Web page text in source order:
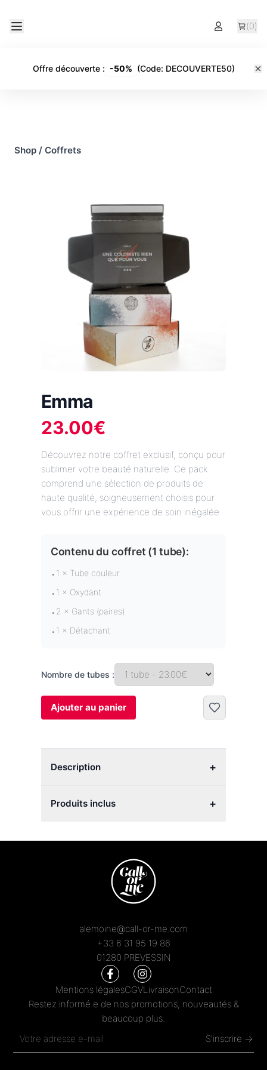
(0)
Offre découverte: -50% (Code: DECOUVERTE50)
Shop / Coffrets
Emma
23.00€
Découvrez notre coffret exclusif, conçu pour
sublimer votre beauté naturelle. Ce pack
comprend une sélection de produits de
haute qualité, soigneusement choisis pour
vous offrir une expérience de soin inégalée.
Contenu du coffret (1 tube):
• 1 × Tube couleur
• 1 × Oxydant
• 2 × Gants (paires)
• 1 × Détachant
Nombre de tubes :
Ajouter au panier
Description +
Produits inclus +
alemoine@call-or-me.com
+33 6 31 95 19 86
01280 PREVESSIN
Mentions légalesCGVLivraisonContact
Restez informé.e de nos promotions, nouveautés &
beaucoup plus.
S'inscrire →